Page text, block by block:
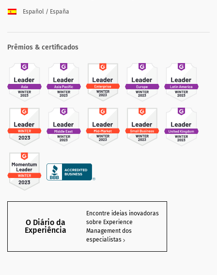
Español / España
Prêmios & certificados
O Diário da
Experiência
Encontre ideias inovadoras
sobre Experience
Management dos
especialistas